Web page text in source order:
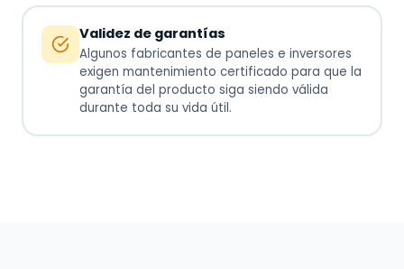
Validez de garantías
Algunos fabricantes de paneles e inversores
exigen mantenimiento certificado para que la
garantía del producto siga siendo válida
durante toda su vida útil.